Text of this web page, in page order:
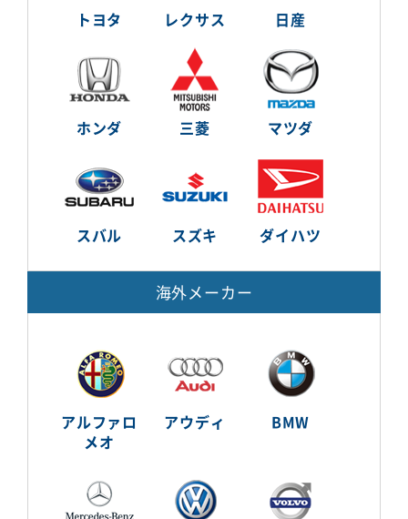
トヨタ レクサス 日産
ホンダ 三菱 マツダ
スバル スズキ ダイハツ
海外メーカー
アルファロ
メオ
アウディ BMW